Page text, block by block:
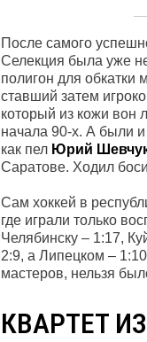
После самого
Селекция была уже
полигон для обкатки
ставший затем
который из кожи вон
начала 90-х. А были и
как пел Юрий
Саратове. Ходил
Сам хоккей в
где играли только
Челябинску – 1:17,
2:9, а Липецком –
мастеров, нельзя
КВАРТЕТ